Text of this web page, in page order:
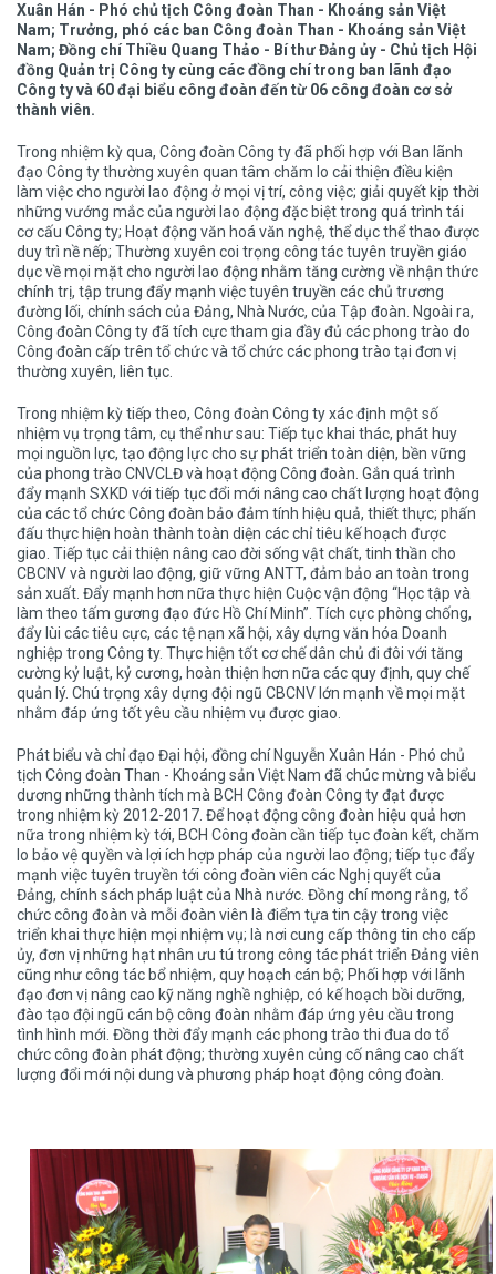
Xuân Hán - Phó chủ tịch Công đoàn Than - Khoáng sản Việt
Nam; Trưởng, phó các ban Công đoàn Than - Khoáng sản Việt
Nam; Đồng chí Thiều Quang Thảo - Bí thư Đảng ủy - Chủ tịch Hội
đồng Quản trị Công ty cùng các đồng chí trong ban lãnh đạo
Công ty và 60 đại biểu công đoàn đến từ 06 công đoàn cơ sở
thành viên.
Trong nhiệm kỳ qua, Công đoàn Công ty đã phối hợp với Ban lãnh
đạo Công ty thường xuyên quan tâm chăm lo cải thiện điều kiện
làm việc cho người lao động ở mọi vị trí, công việc; giải quyết kịp thời
những vướng mắc của người lao động đặc biệt trong quá trình tái
cơ cấu Công ty; Hoạt động văn hoá văn nghệ, thể dục thể thao được
duy trì nề nếp; Thường xuyên coi trọng công tác tuyên truyền giáo
dục về mọi mặt cho người lao động nhằm tăng cường về nhận thức
chính trị, tập trung đẩy mạnh việc tuyên truyền các chủ trương
đường lối, chính sách của Đảng, Nhà Nước, của Tập đoàn. Ngoài ra,
Công đoàn Công ty đã tích cực tham gia đầy đủ các phong trào do
Công đoàn cấp trên tổ chức và tổ chức các phong trào tại đơn vị
thường xuyên, liên tục.
Trong nhiệm kỳ tiếp theo, Công đoàn Công ty xác định một số
nhiệm vụ trọng tâm, cụ thể như sau: Tiếp tục khai thác, phát huy
mọi nguồn lực, tạo động lực cho sự phát triển toàn diện, bền vững
của phong trào CNVCLĐ và hoạt động Công đoàn. Gắn quá trình
đẩy mạnh SXKD với tiếp tục đổi mới nâng cao chất lượng hoạt động
của các tổ chức Công đoàn bảo đảm tính hiệu quả, thiết thực; phấn
đấu thực hiện hoàn thành toàn diện các chỉ tiêu kế hoạch được
giao. Tiếp tục cải thiện nâng cao đời sống vật chất, tinh thần cho
CBCNV và người lao động, giữ vững ANTT, đảm bảo an toàn trong
sản xuất. Đẩy mạnh hơn nữa thực hiện Cuộc vận động “Học tập và
làm theo tấm gương đạo đức Hồ Chí Minh”. Tích cực phòng chống,
đẩy lùi các tiêu cực, các tệ nạn xã hội, xây dựng văn hóa Doanh
nghiệp trong Công ty. Thực hiện tốt cơ chế dân chủ đi đôi với tăng
cường kỷ luật, kỷ cương, hoàn thiện hơn nữa các quy định, quy chế
quản lý. Chú trọng xây dựng đội ngũ CBCNV lớn mạnh về mọi mặt
nhằm đáp ứng tốt yêu cầu nhiệm vụ được giao.
Phát biểu và chỉ đạo Đại hội, đồng chí Nguyễn Xuân Hán - Phó chủ
tịch Công đoàn Than - Khoáng sản Việt Nam đã chúc mừng và biểu
dương những thành tích mà BCH Công đoàn Công ty đạt được
trong nhiệm kỳ 2012-2017. Để hoạt động công đoàn hiệu quả hơn
nữa trong nhiệm kỳ tới, BCH Công đoàn cần tiếp tục đoàn kết, chăm
lo bảo vệ quyền và lợi ích hợp pháp của người lao động; tiếp tục đẩy
mạnh việc tuyên truyền tới công đoàn viên các Nghị quyết của
Đảng, chính sách pháp luật của Nhà nước. Đồng chí mong rằng, tổ
chức công đoàn và mỗi đoàn viên là điểm tựa tin cậy trong việc
triển khai thực hiện mọi nhiệm vụ; là nơi cung cấp thông tin cho cấp
ủy, đơn vị những hạt nhân ưu tú trong công tác phát triển Đảng viên
cũng như công tác bổ nhiệm, quy hoạch cán bộ; Phối hợp với lãnh
đạo đơn vị nâng cao kỹ năng nghề nghiệp, có kế hoạch bồi dưỡng,
đào tạo đội ngũ cán bộ công đoàn nhằm đáp ứng yêu cầu trong
tình hình mới. Đồng thời đẩy mạnh các phong trào thi đua do tổ
chức công đoàn phát động; thường xuyên củng cố nâng cao chất
lượng đổi mới nội dung và phương pháp hoạt động công đoàn.